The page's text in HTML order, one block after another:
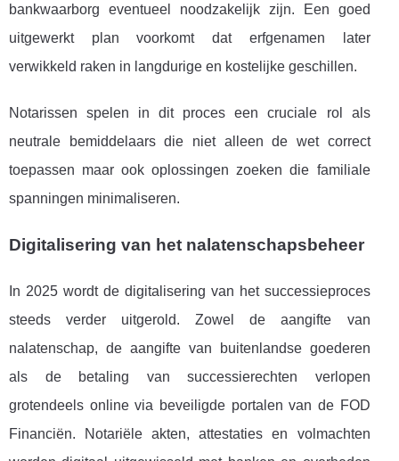
bankwaarborg eventueel noodzakelijk zijn. Een goed
uitgewerkt plan voorkomt dat erfgenamen later
verwikkeld raken in langdurige en kostelijke geschillen.
Notarissen spelen in dit proces een cruciale rol als
neutrale bemiddelaars die niet alleen de wet correct
toepassen maar ook oplossingen zoeken die familiale
spanningen minimaliseren.
Digitalisering van het nalatenschapsbeheer
In 2025 wordt de digitalisering van het successieproces
steeds verder uitgerold. Zowel de aangifte van
nalatenschap, de aangifte van buitenlandse goederen
als de betaling van successierechten verlopen
grotendeels online via beveiligde portalen van de FOD
Financiën. Notariële akten, attestaties en volmachten